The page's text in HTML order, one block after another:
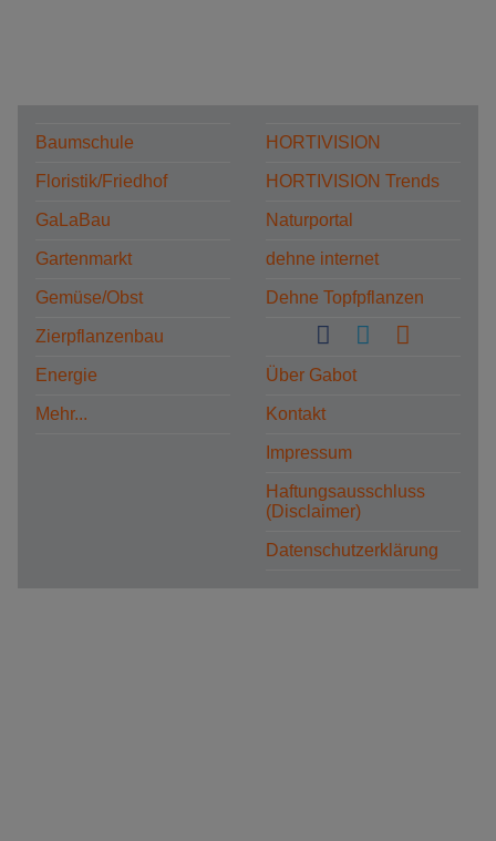
Baumschule
Floristik/Friedhof
GaLaBau
Gartenmarkt
Gemüse/Obst
Zierpflanzenbau
Energie
Mehr...
HORTIVISION
HORTIVISION Trends
Naturportal
dehne internet
Dehne Topfpflanzen
Über Gabot
Kontakt
Impressum
Haftungsausschluss
(Disclaimer)
Datenschutzerklärung